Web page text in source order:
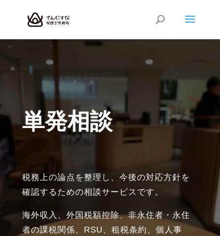
単発相談
税務上の論点を整理し、今後の対応方針を
確認するための相談サービスです。
海外収入、外国税額控除、非永住者・永住
者の課税関係、RSU、租税条約、個人事